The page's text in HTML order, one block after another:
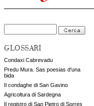
GLOSSARI
Condaxi Cabrevadu
Predu Mura. Sas poesias d'una
bida
Il condaghe di San Gavino
Agricoltura di Sardegna
Il registro di San Pietro di Sorres